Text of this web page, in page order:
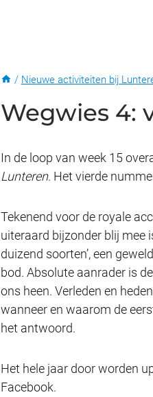
/ Nieuwe activiteiten bij
Wegwies 4:
In de loop van week 15
Lunteren. Het vierde
Tekenend voor de royale
uiteraard bijzonder blij mee
duizend soorten’, een
bod. Absolute aanrader is
ons heen. Verleden en
wanneer en waarom de
het antwoord.
Het hele jaar door worden
Facebook.